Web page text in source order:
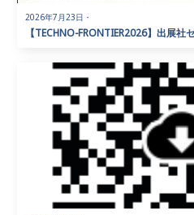
2026年7月23日 ・
【TECHNO-FRONTIER2026】出展社